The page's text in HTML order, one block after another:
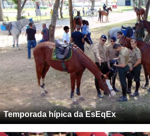
Temporada hípica da EsEqEx